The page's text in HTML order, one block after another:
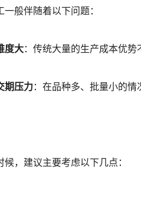
般伴随着以下问题：
度大：传统大量的生产成本优
期压力：在品种多、批量小的情
，建议主要考虑以下几点：